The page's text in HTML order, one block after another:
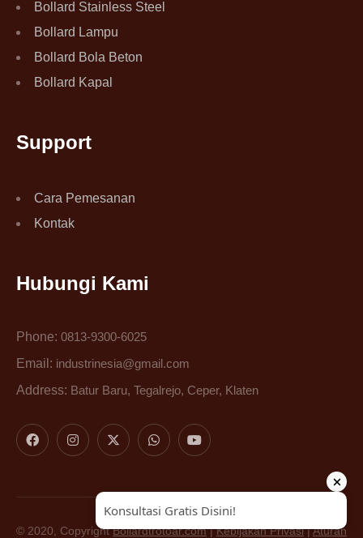
Bollard Stainless Steel
Bollard Lampu
Bollard Bola Beton
Bollard Kapal
Support
Cara Pemesanan
Kontak
Hubungi Kami
Phone: 0813-9300-6025
Email: industrinesia@gmail.com
Address: Batur Baru, Tegalrejo, Ceper, Klaten
© 2020, CopyrightBollardtrotoar.com|Kebijakan Privasi|Aturan